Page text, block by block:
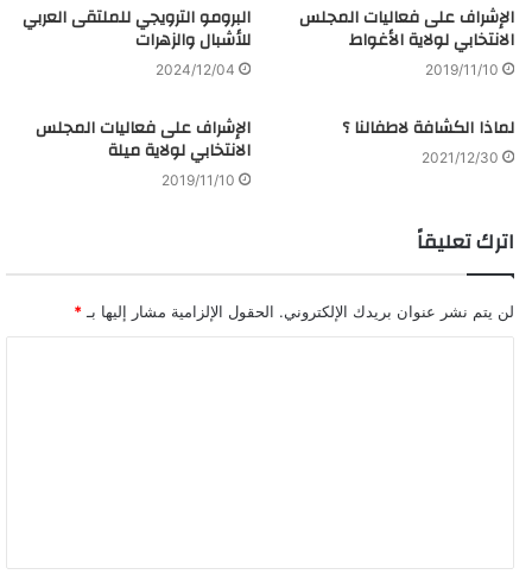
عبر عن ردة فعلك
ك
الإشراف على فعاليات المجلس
الانتخابي لولاية الأغواط
2019/11/10
البرومو الترويجي للملتقى العربي
للأشبال والزهرات
2024/12/04
لماذا الكشافة لاطفالنا ؟
2021/12/30
الإشراف على فعاليات المجلس
الانتخابي لولاية ميلة
2019/11/10
اترك تعليقاً
لن يتم نشر عنوان بريدك الإلكتروني. الحقول الإلزامية مشار إليها بـ *
ق